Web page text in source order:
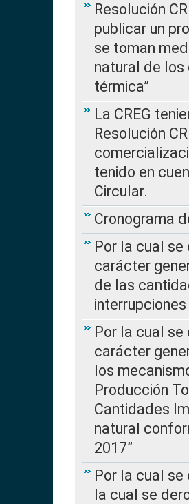
Resolución
publicar un
se toman
natural de los
térmica”
La CREG
Resolución
tenido en
Circular.
Cronograma
Por la cual
carácter
de las
Por la cual
carácter
los
Producción
Cantidades
natural
2017”
Por la cual
la cual se